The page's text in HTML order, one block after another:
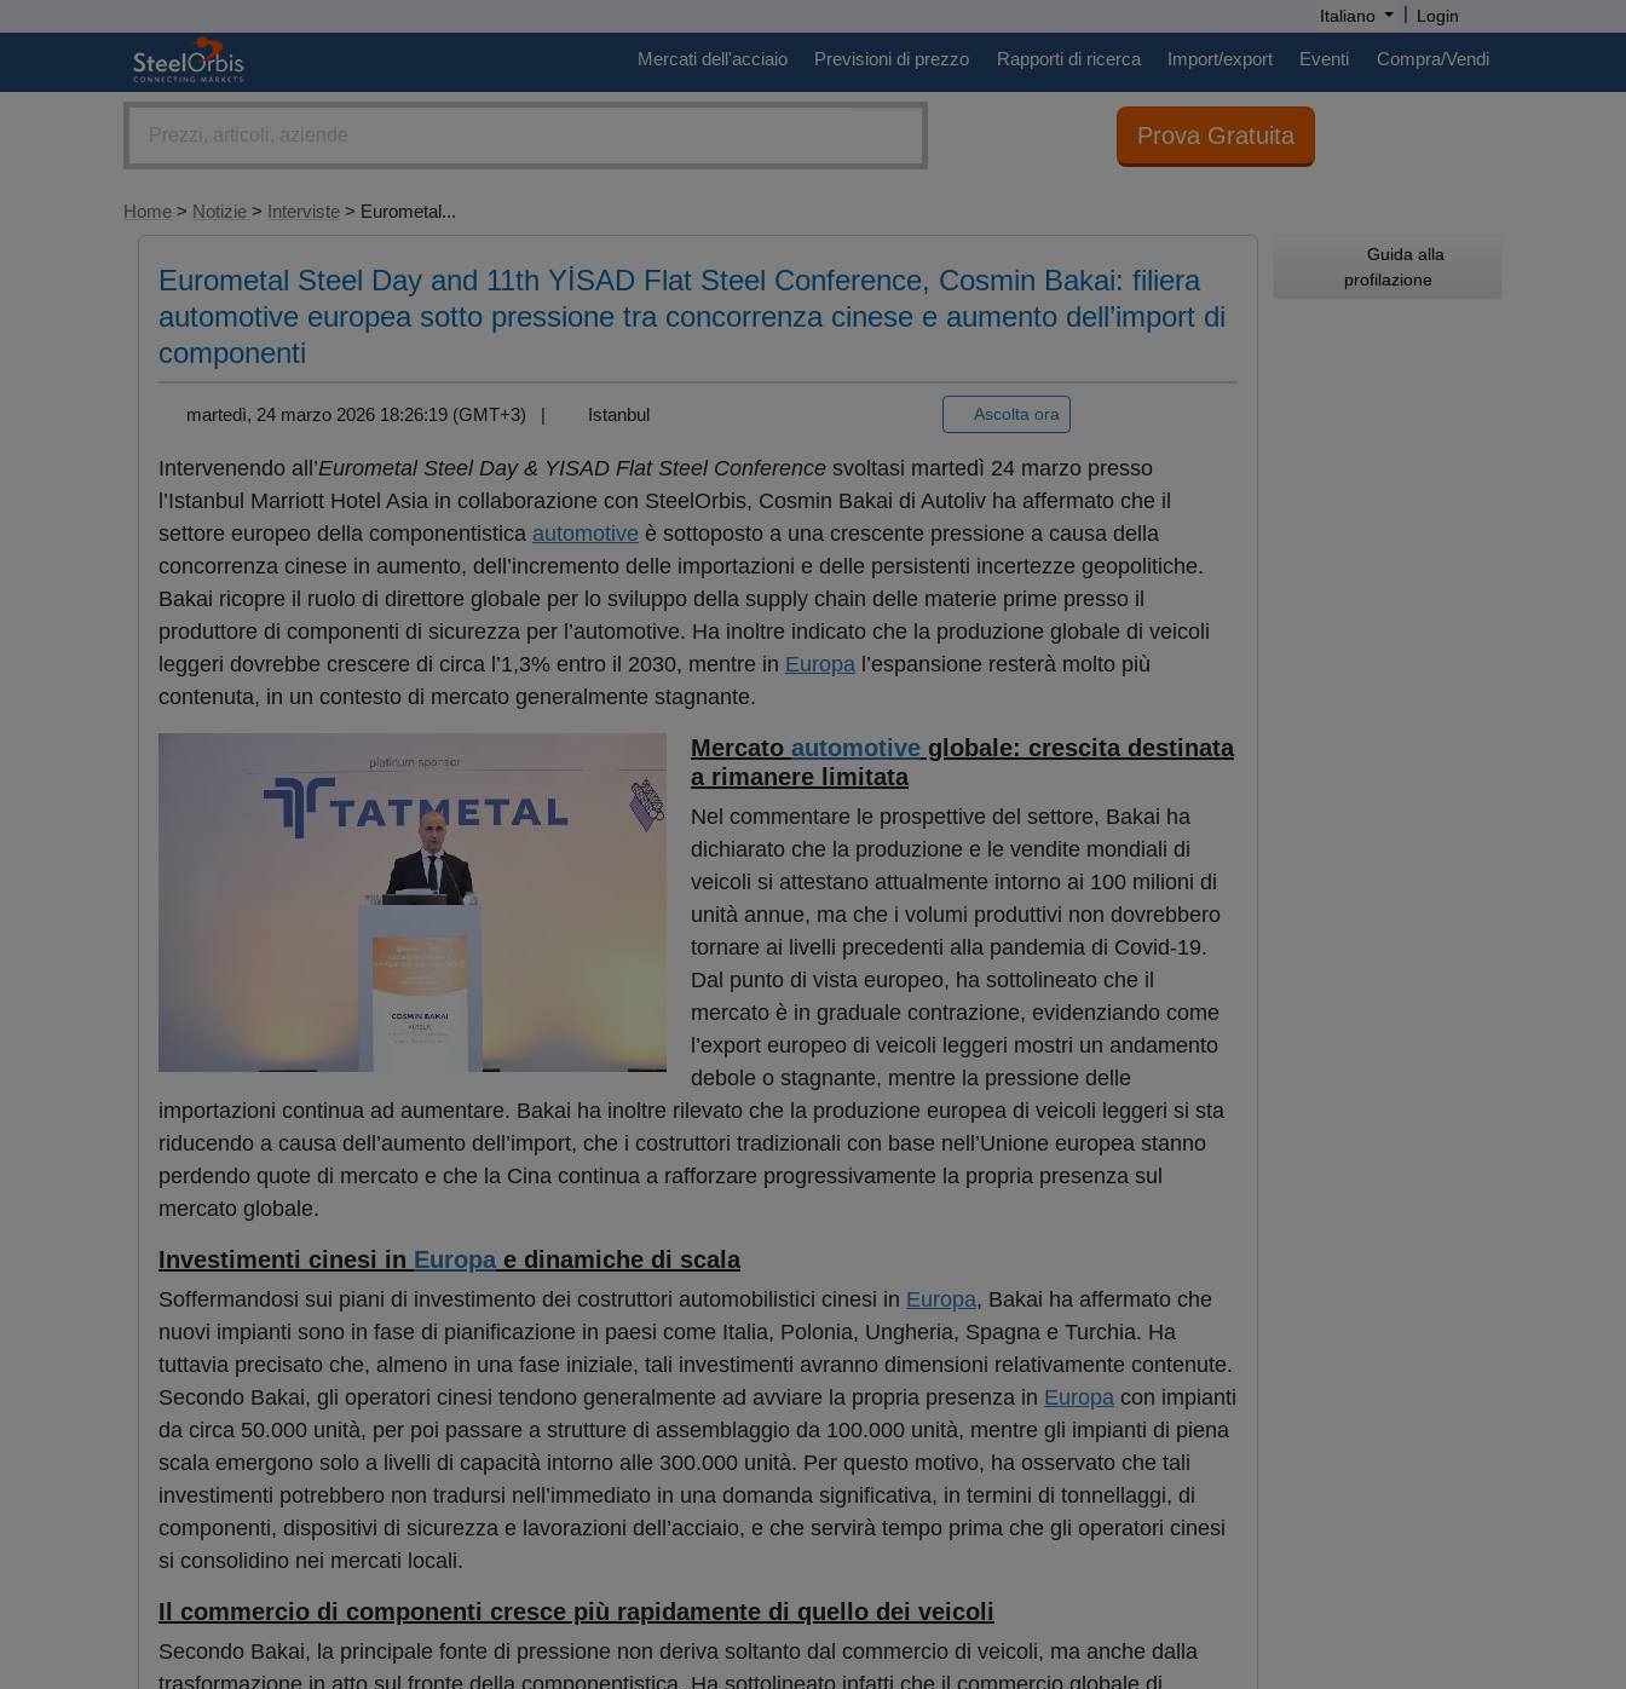
Italiano | Login
Mercati dell'acciaio Previsioni di prezzo Rapporti di ricerca Import/export Eventi Compra/Vendi
Prova Gratuita
Home > Notizie > Interviste > Eurometal...
Eurometal Steel Day and 11th YİSAD Flat Steel Conference, Cosmin Bakai: filiera
automotive europea sotto pressione tra concorrenza cinese e aumento dell’import di
componenti
martedì, 24 marzo 2026 18:26:19 (GMT+3) | Istanbul Ascolta ora
Intervenendo all’Eurometal Steel Day & YISAD Flat Steel Conference svoltasi martedì 24 marzo presso
l’Istanbul Marriott Hotel Asia in collaborazione con SteelOrbis, Cosmin Bakai di Autoliv ha affermato che il
settore europeo della componentistica automotive è sottoposto a una crescente pressione a causa della
concorrenza cinese in aumento, dell’incremento delle importazioni e delle persistenti incertezze geopolitiche.
Bakai ricopre il ruolo di direttore globale per lo sviluppo della supply chain delle materie prime presso il
produttore di componenti di sicurezza per l’automotive. Ha inoltre indicato che la produzione globale di veicoli
leggeri dovrebbe crescere di circa l’1,3% entro il 2030, mentre in Europa l’espansione resterà molto più
contenuta, in un contesto di mercato generalmente stagnante.
Mercato automotive globale: crescita destinata
a rimanere limitata
Nel commentare le prospettive del settore, Bakai ha
dichiarato che la produzione e le vendite mondiali di
veicoli si attestano attualmente intorno ai 100 milioni di
unità annue, ma che i volumi produttivi non dovrebbero
tornare ai livelli precedenti alla pandemia di Covid-19.
Dal punto di vista europeo, ha sottolineato che il
mercato è in graduale contrazione, evidenziando come
l’export europeo di veicoli leggeri mostri un andamento
debole o stagnante, mentre la pressione delle
importazioni continua ad aumentare. Bakai ha inoltre rilevato che la produzione europea di veicoli leggeri si sta
riducendo a causa dell’aumento dell’import, che i costruttori tradizionali con base nell’Unione europea stanno
perdendo quote di mercato e che la Cina continua a rafforzare progressivamente la propria presenza sul
mercato globale.
Investimenti cinesi in Europa e dinamiche di scala
Soffermandosi sui piani di investimento dei costruttori automobilistici cinesi in Europa, Bakai ha affermato che
nuovi impianti sono in fase di pianificazione in paesi come Italia, Polonia, Ungheria, Spagna e Turchia. Ha
tuttavia precisato che, almeno in una fase iniziale, tali investimenti avranno dimensioni relativamente contenute.
Secondo Bakai, gli operatori cinesi tendono generalmente ad avviare la propria presenza in Europa con impianti
da circa 50.000 unità, per poi passare a strutture di assemblaggio da 100.000 unità, mentre gli impianti di piena
scala emergono solo a livelli di capacità intorno alle 300.000 unità. Per questo motivo, ha osservato che tali
investimenti potrebbero non tradursi nell’immediato in una domanda significativa, in termini di tonnellaggi, di
componenti, dispositivi di sicurezza e lavorazioni dell’acciaio, e che servirà tempo prima che gli operatori cinesi
si consolidino nei mercati locali.
Il commercio di componenti cresce più rapidamente di quello dei veicoli
Secondo Bakai, la principale fonte di pressione non deriva soltanto dal commercio di veicoli, ma anche dalla
Guida alla
profilazione